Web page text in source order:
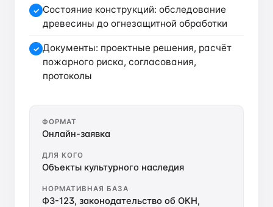
✓ Состояние конструкций: обследование
древесины до огнезащитной обработки
✓ Документы: проектные решения, расчёт
пожарного риска, согласования,
протоколы
ФОРМАТ
Онлайн-заявка
ДЛЯ КОГО
Объекты культурного наследия
НОРМАТИВНАЯ БАЗА
ФЗ-123, законодательство об ОКН,